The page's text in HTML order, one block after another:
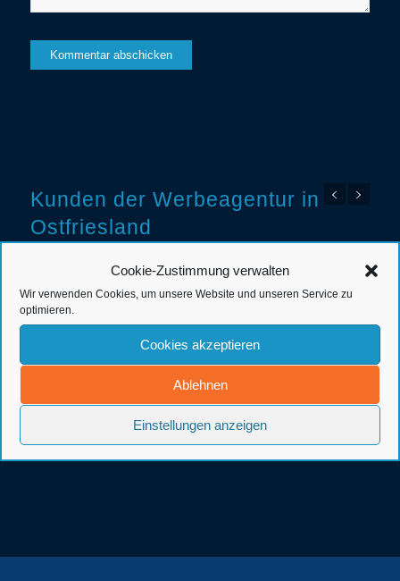
Cookie-Zustimmung verwalten
Wir verwenden Cookies, um unsere Website und unseren Service zu
optimieren.
Cookies akzeptieren
Ablehnen
Einstellungen anzeigen
Kunden der Werbeagentur in
Ostfriesland